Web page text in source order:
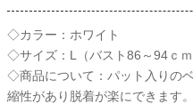
◇カラー：ホワイト
◇サイズ：L（バスト86～94ｃｍ
◇商品について：パット入りの
縮性があり脱着が楽にできます